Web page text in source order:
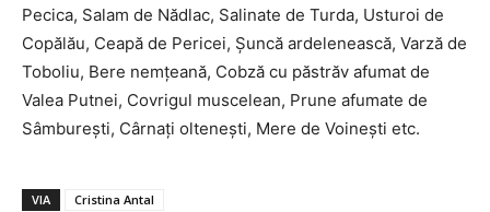
Pecica, Salam de Nădlac, Salinate de Turda, Usturoi de
Copălău, Ceapă de Pericei, Şuncă ardelenească, Varză de
Toboliu, Bere nemţeană, Cobză cu păstrăv afumat de
Valea Putnei, Covrigul muscelean, Prune afumate de
Sâmbureşti, Cârnaţi olteneşti, Mere de Voineşti etc.
VIA
Cristina Antal